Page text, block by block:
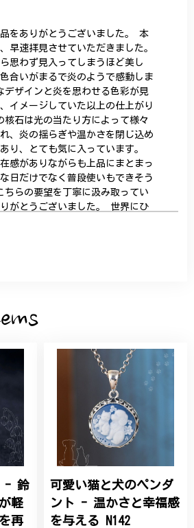
をありがとうございました。 本
早速拝見させていただきました。
思わず見入ってしまうほど美し
合いがまるで炎のようで感動しま
デザインと炎を思わせる色彩が見
イメージしていた以上の仕上がり
核石は光の当たり方によって様々
、炎の揺らぎや温かさを閉じ込め
り、とても気に入っています。
感がありながらも上品にまとまっ
日だけでなく普段使いもできそう
ちらの要望を丁寧に汲み取ってい
がとうございました。 世界にひ
桃の花のブローチ プレゼント シルバー C002
ムーズにお応えいただき、無事に
た。 ありがとうございました。
ひなげしの花のブローチ ご褒美 プレゼント C020
07/27
- 鈴
軽
再
可愛い猫と犬のペンダ
ント - 温かさと幸福感
を与える N142